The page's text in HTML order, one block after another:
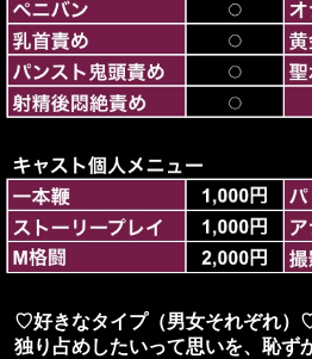
♡好きなタイプ（男女それぞれ）
独り占めしたいって思いを、恥ず